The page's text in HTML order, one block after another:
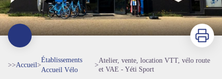
Imprimer
>>Accueil>
Établissements
Accueil Vélo
>
Atelier, vente, location VTT, vélo route
et VAE - Yéti Sport